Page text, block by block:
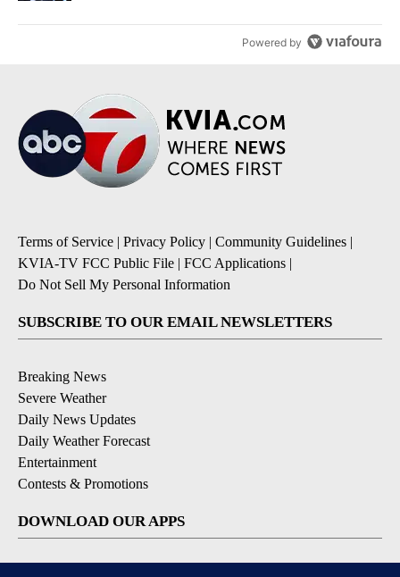
Powered by
Terms of Service | Privacy Policy | Community Guidelines |
KVIA-TV FCC Public File | FCC Applications |
Do Not Sell My Personal Information
SUBSCRIBE TO OUR EMAIL NEWSLETTERS
Breaking News
Severe Weather
Daily News Updates
Daily Weather Forecast
Entertainment
Contests & Promotions
DOWNLOAD OUR APPS